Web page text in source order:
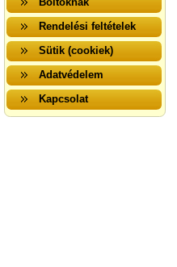
Rendelési feltételek
Sütik (cookiek)
Adatvédelem
Kapcsolat